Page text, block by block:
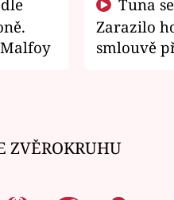
Zarazilo
smlouvě
ZVĚROKRUHU